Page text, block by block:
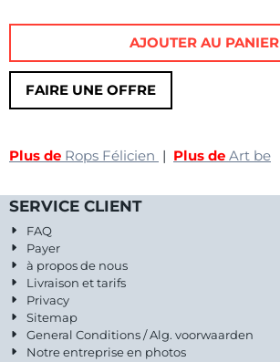
FAIRE UNE OFFRE
AJOUTER AU PANIER
Plus de Rops Félicien | Plus de Art be
SERVICE CLIENT
FAQ
Payer
à propos de nous
Livraison et tarifs
Privacy
Sitemap
General Conditions / Alg. voorwaarden
Notre entreprise en photos